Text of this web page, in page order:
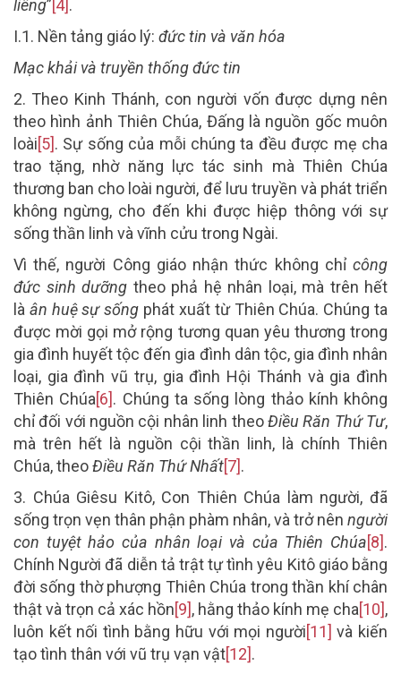
liêng” [4] .
I.1. Nền tảng giáo lý: đức tin và văn hóa
Mạc khải và truyền thống đức tin
2. Theo Kinh Thánh, con người vốn được dựng nên
theo hình ảnh Thiên Chúa, Đấng là nguồn gốc muôn
loài[5]. Sự sống của mỗi chúng ta đều được mẹ cha
trao tặng, nhờ năng lực tác sinh mà Thiên Chúa
thương ban cho loài người, để lưu truyền và phát triển
không ngừng, cho đến khi được hiệp thông với sự
sống thần linh và vĩnh cửu trong Ngài.
Vì thế, người Công giáo nhận thức không chỉ công
đức sinh dưỡng theo phả hệ nhân loại, mà trên hết
là ân huệ sự sống phát xuất từ Thiên Chúa. Chúng ta
được mời gọi mở rộng tương quan yêu thương trong
gia đình huyết tộc đến gia đình dân tộc, gia đình nhân
loại, gia đình vũ trụ, gia đình Hội Thánh và gia đình
Thiên Chúa[6]. Chúng ta sống lòng thảo kính không
chỉ đối với nguồn cội nhân linh theoĐiều Răn Thứ Tư,
mà trên hết là nguồn cội thần linh, là chính Thiên
Chúa, theoĐiều Răn Thứ Nhất[7].
3. Chúa Giêsu Kitô, Con Thiên Chúa làm người, đã
sống trọn vẹn thân phận phàm nhân, và trở nên người
con tuyệt hảo của nhân loại và của Thiên Chúa[8].
Chính Người đã diễn tả trật tự tình yêu Kitô giáo bằng
đời sống thờ phượng Thiên Chúa trong thần khí chân
thật và trọn cả xác hồn[9], hằng thảo kính mẹ cha[10],
luôn kết nối tình bằng hữu với mọi người[11] và kiến
tạo tình thân với vũ trụ vạn vật[12].